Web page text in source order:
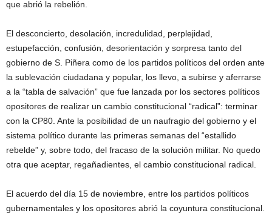
que abrió la rebelión.
El desconcierto, desolación, incredulidad, perplejidad,
estupefacción, confusión, desorientación y sorpresa tanto del
gobierno de S. Piñera como de los partidos políticos del orden ante
la sublevación ciudadana y popular, los llevo, a subirse y aferrarse
a la “tabla de salvación” que fue lanzada por los sectores políticos
opositores de realizar un cambio constitucional “radical”: terminar
con la CP80. Ante la posibilidad de un naufragio del gobierno y el
sistema político durante las primeras semanas del “estallido
rebelde” y, sobre todo, del fracaso de la solución militar. No quedo
otra que aceptar, regañadientes, el cambio constitucional radical.
El acuerdo del día 15 de noviembre, entre los partidos políticos
gubernamentales y los opositores abrió la coyuntura constitucional.